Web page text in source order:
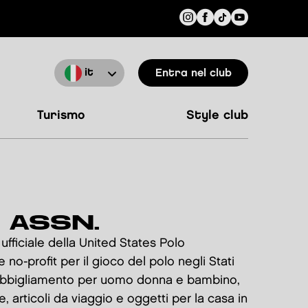
it Entra nel club
turismo style club
ASSN.
della United States Polo
no-profit per il gioco del polo negli Stati
per uomo donna e bambino,
articoli da viaggio e oggetti per la casa in